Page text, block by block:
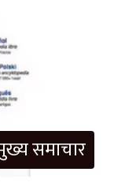
समाचार